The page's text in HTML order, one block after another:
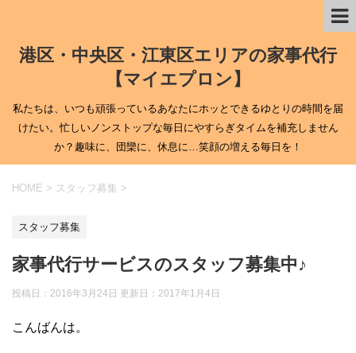
港区・中央区・江東区エリアの家事代行
【マイエプロン】
私たちは、いつも頑張っているあなたにホッとできるゆとりの時間を届
けたい。忙しいノンストップな毎日にやすらぎタイムを補充しません
か？趣味に、団欒に、休息に…笑顔の増える毎日を！
HOME > スタッフ募集 >
スタッフ募集
家事代行サービスのスタッフ募集中♪
投稿日：2016年3月24日 更新日： 2017年1月4日
こんばんは。